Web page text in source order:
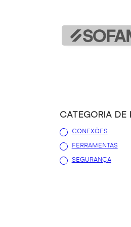
CATEGORIA DE
CONEXÕES
FERRAMENTAS
SEGURANÇA